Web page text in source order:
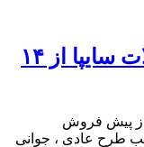
آغاز پیش فروش محصولات سایپا از ۱۴
پیش فروش
طرح عادی ، جوانی